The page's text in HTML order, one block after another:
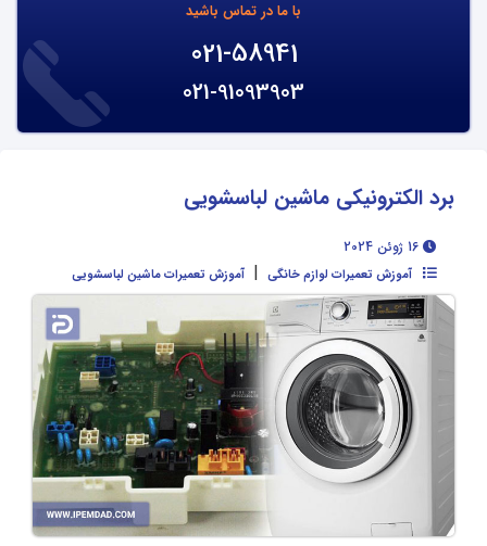
با ما در تماس باشید
021-58941
021-91093903
برد الکترونیکی ماشین لباسشویی
آموزش تعمیرات لوازم خانگی | آموزش تعمیرات ماشین لباسشویی